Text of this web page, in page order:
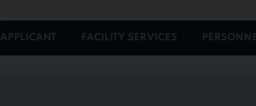
APPLICANT FACILITY SERVICES